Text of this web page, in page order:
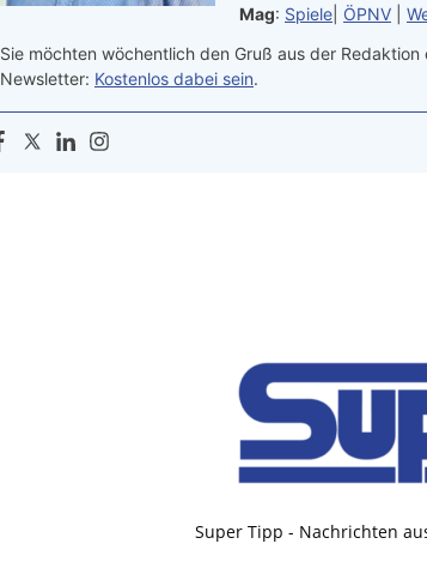
Mag: Spiele ÖPNV
Sie möchten wöchentlich den Gruß aus der Redaktion
Newsletter: Kostenlos dabei sein.
Super Tipp - Nachrichten